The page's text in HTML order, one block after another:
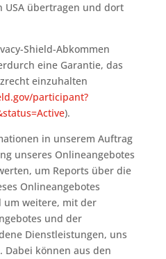
USA übertragen und dort
Shield-Abkommen
eine Garantie, das
einzuhalten
participant?
).
in unserem Auftrag
unseres Onlineangebotes
um Reports über die
Onlineangebotes
um weitere, mit der
und der
Dienstleistungen, uns
können aus den